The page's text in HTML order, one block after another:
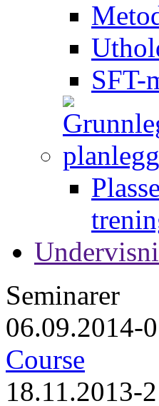
SFT-
Seminarer
06.09.2014-
Course
18.11.2013-